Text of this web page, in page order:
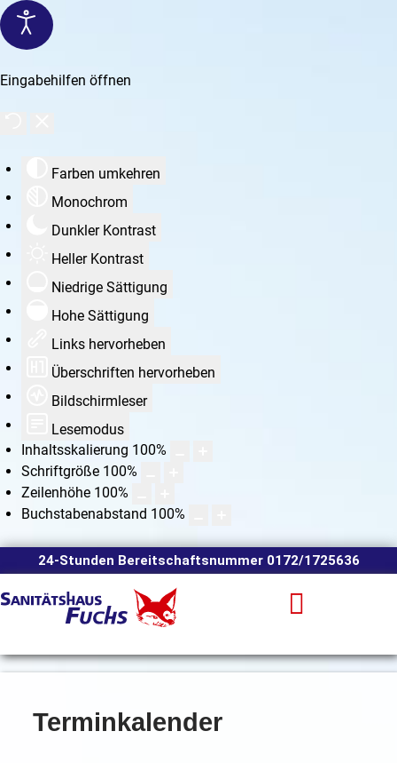
Eingabehilfen öffnen
Farben umkehren
Monochrom
Dunkler Kontrast
Heller Kontrast
Niedrige Sättigung
Hohe Sättigung
Links hervorheben
Überschriften hervorheben
Bildschirmleser
Lesemodus
Inhaltsskalierung 100%
Schriftgröße 100%
Zeilenhöhe 100%
Buchstabenabstand 100%
24-Stunden Bereitschaftsnummer 0172/1725636
Terminkalender